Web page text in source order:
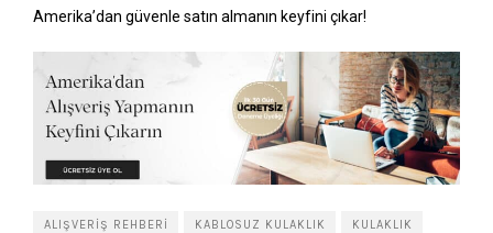
Amerika’dan güvenle satın almanın keyfini çıkar!
ALIŞVERIŞ REHBERI KABLOSUZ KULAKLIK KULAKLIK